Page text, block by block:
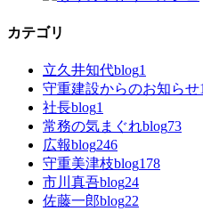
カテゴリ
立久井知代blog1
守重建設からのお知らせ
社長blog1
常務の気まぐれblog73
広報blog246
守重美津枝blog178
市川真吾blog24
佐藤一郎blog22